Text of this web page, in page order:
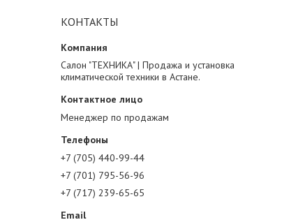
КОНТАКТЫ
Салон "ТЕХНИКА" | Продажа и установка
климатической техники в Астане.
Менеджер по продажам
+7 (705) 440-99-44
+7 (701) 795-56-96
+7 (717) 239-65-65